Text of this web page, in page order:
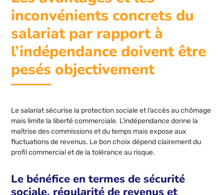
inconvénients concrets du
salariat par rapport à
l’indépendance doivent être
pesés objectivement
Le salariat sécurise la protection sociale et l’accès au chômage
mais limite la liberté commerciale. L’indépendance donne la
maîtrise des commissions et du temps mais expose aux
fluctuations de revenus. Le bon choix dépend clairement du
profil commercial et de la tolérance au risque.
Le bénéfice en termes de sécurité